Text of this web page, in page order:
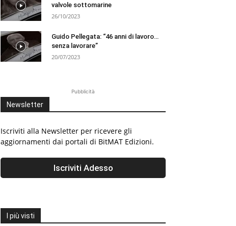
valvole sottomarine
26/10/2023
Guido Pellegata: “46 anni di lavoro…
senza lavorare”
20/07/2023
Pubblicità
Newsletter
Iscriviti alla Newsletter per ricevere gli
aggiornamenti dai portali di BitMAT Edizioni.
I più visti